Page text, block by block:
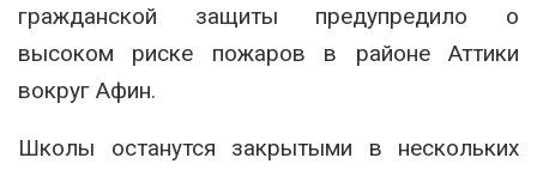
гражданской защиты предупредило о
высоком риске пожаров в районе Аттики
вокруг Афин.
Школы останутся закрытыми в нескольких